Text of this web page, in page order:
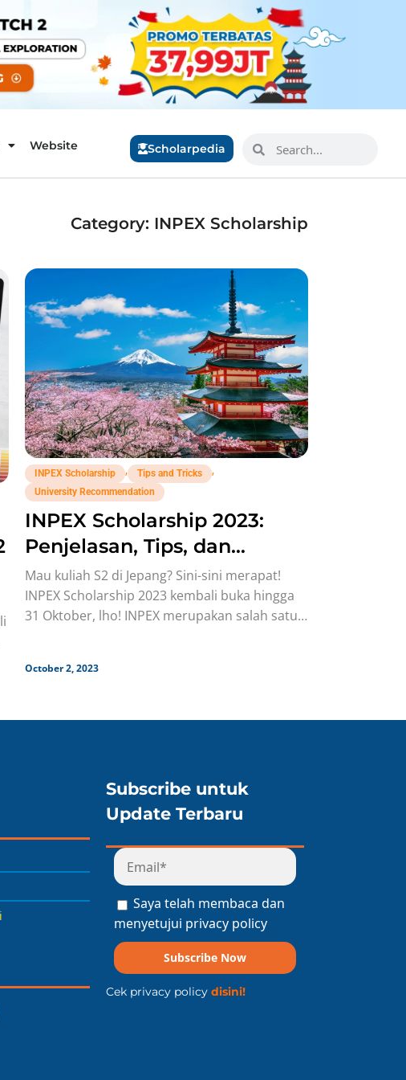
Website Scholarpedia
Category: INPEX Scholarship
INPEX Scholarship , Tips and Tricks
,
University Recommendation
INPEX Scholarship 2023:
Penjelasan, Tips, dan
Alternatif Beasiswa
Mau kuliah S2 di Jepang? Sini-sini merapat!
INPEX Scholarship 2023 kembali buka hingga
31 Oktober, lho! INPEX merupakan salah satu
October 2, 2023
Subscribe untuk
Update Terbaru
Saya telah membaca dan
menyetujui privacy policy
Subscribe Now
Cek privacy policy disini!